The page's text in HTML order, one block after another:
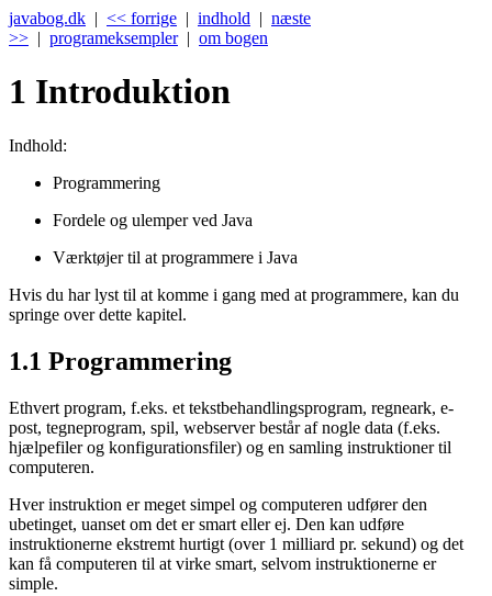
javabog.dk | << forrige | indhold | næste
>> | programeksempler| om bogen
1 Introduktion
Indhold:
Programmering
Fordele og ulemper ved Java
Værktøjer til at programmere i Java
Hvis du har lyst til at komme i gang med at programmere, kan du
springe over dette kapitel.
1.1 Programmering
Ethvert program, f.eks. et tekstbehandlingsprogram, regneark, e-
post, tegneprogram, spil, webserver består af nogle data (f.eks.
hjælpefiler og konfigurationsfiler) og en samling instruktioner til
computeren.
Hver instruktion er meget simpel og computeren udfører den
ubetinget, uanset om det er smart eller ej. Den kan udføre
instruktionerne ekstremt hurtigt (over 1 milliard pr. sekund) og det
kan få computeren til at virke smart, selvom instruktionerne er
simple.